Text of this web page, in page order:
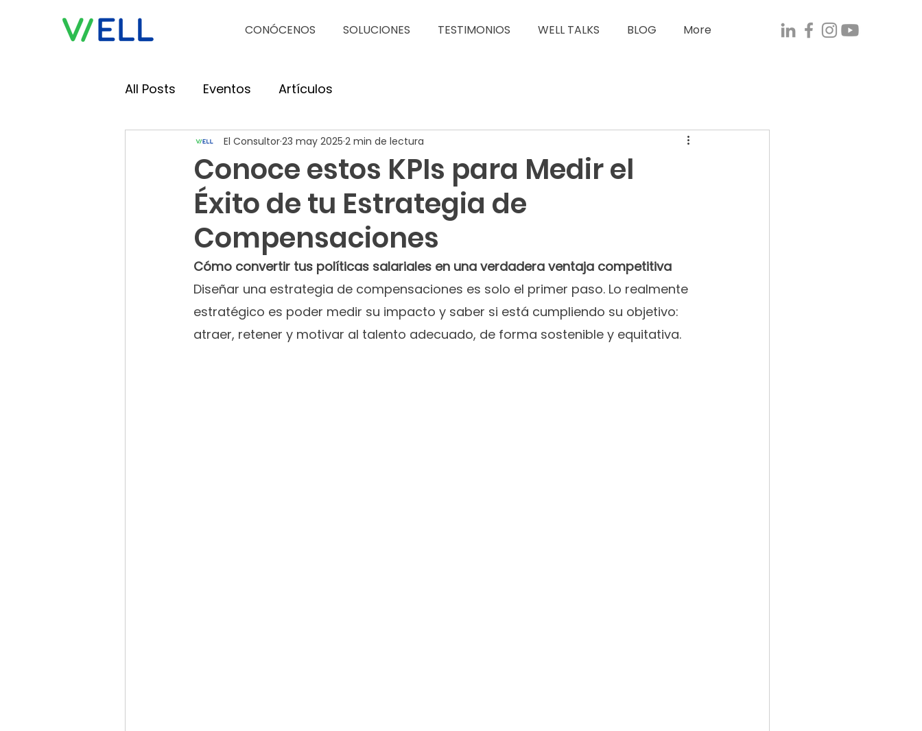
CONÓCENOS SOLUCIONES TESTIMONIOS WELL TALKS BLOG More
All Posts Eventos Artículos
Conoce estos KPIs para Medir el
Éxito de tu Estrategia de
Compensaciones
El Consultor23 may 2025 2 min de lectura
Cómo convertir tus políticas salariales en una verdadera ventaja competitiva
Diseñar una estrategia de compensaciones es solo el primer paso. Lo realmente
estratégico es poder medir su impacto y saber si está cumpliendo su objetivo:
atraer, retener y motivar al talento adecuado, de forma sostenible y equitativa.